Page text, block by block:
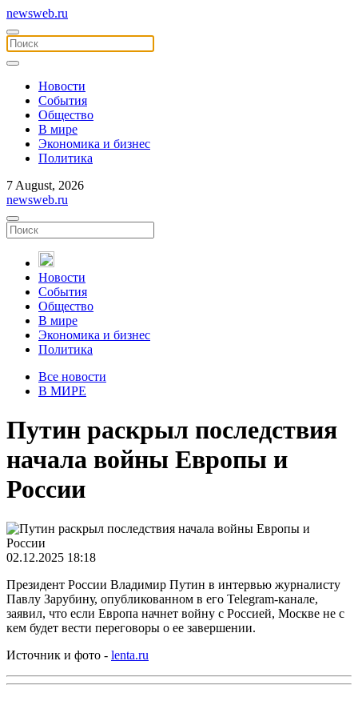
newsweb.ru
Новости
События
Общество
В мире
Экономика и бизнес
Политика
7 August, 2026
newsweb.ru
Новости
События
Общество
В мире
Экономика и бизнес
Политика
Все новости
В МИРЕ
Путин раскрыл последствия
начала войны Европы и
России
02.12.2025 18:18
Президент России Владимир Путин в интервью журналисту
Павлу Зарубину, опубликованном в его Telegram-канале,
заявил, что если Европа начнет войну с Россией, Москве не с
кем будет вести переговоры о ее завершении.
Источник и фото - lenta.ru